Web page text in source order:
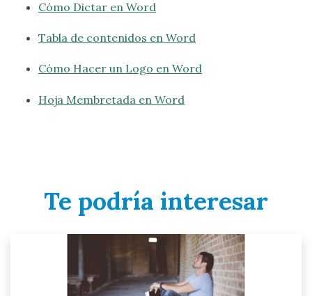
Cómo Dictar en Word
Tabla de contenidos en Word
Cómo Hacer un Logo en Word
Hoja Membretada en Word
Te podría interesar